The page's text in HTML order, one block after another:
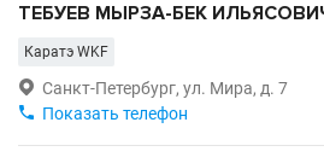
ТЕБУЕВ МЫРЗА-БЕК
Каратэ WKF
 Санкт-Петербург, ул. Мира, д. 7
 Показать телефон